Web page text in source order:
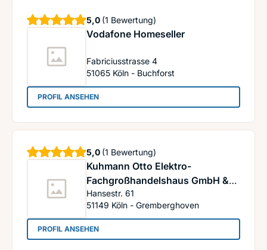
Vodafone Homeseller
Fabriciusstrasse 4
51065 Köln - Buchforst
5,0 Sterne
(1 Bewertung)
PROFIL ANSEHEN: Vodafone Homeseller
Kuhmann Otto Elektro-
Fachgroßhandelshaus GmbH &
Co. KG
Hansestr. 61
51149 Köln - Gremberghoven
5,0 Sterne
(1 Bewertung)
PROFIL ANSEHEN: Kuhmann Otto Elektro-Fachgroßhandelshaus